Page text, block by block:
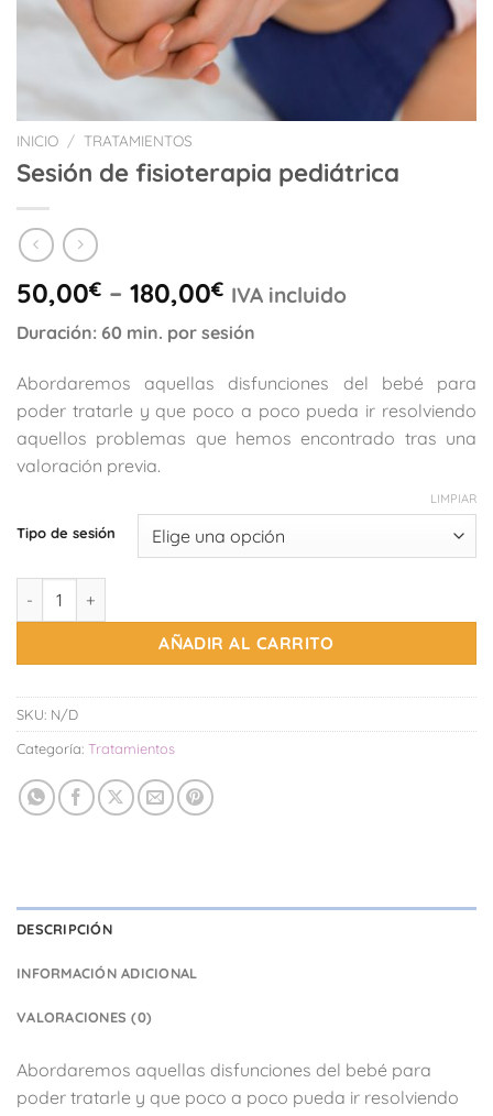
INICIO / TRATAMIENTOS
Sesión de fisioterapia pediátrica
50,00€ – 180,00€ IVA incluido
Duración: 60 min. por sesión
Abordaremos aquellas disfunciones del bebé para
poder tratarle y que poco a poco pueda ir resolviendo
aquellos problemas que hemos encontrado tras una
valoración previa.
Tipo de sesión
LIMPIAR
Sesión de fisioterapia pediátrica cantidad
AÑADIR AL CARRITO
SKU: N/D
Categoría: Tratamientos
DESCRIPCIÓN
INFORMACIÓN ADICIONAL
VALORACIONES (0)
Abordaremos aquellas disfunciones del bebé para
poder tratarle y que poco a poco pueda ir resolviendo